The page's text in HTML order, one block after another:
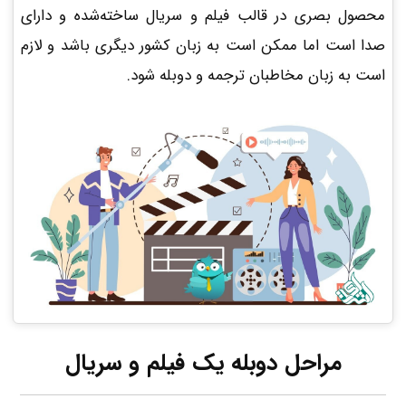
محصول بصری در قالب فیلم و سریال ساخته‌شده و دارای
صدا است اما ممکن است به زبان کشور دیگری باشد و لازم
است به زبان مخاطبان ترجمه و دوبله شود.
مراحل دوبله یک فیلم و سریال